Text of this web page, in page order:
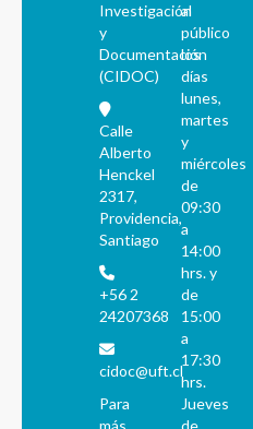
Investigación
y
Documentación
(CIDOC)
Calle
Alberto
Henckel
2317,
Providencia,
Santiago
+56 2
24207368
cidoc@uft.cl
Para
más
al
público
los
días
lunes,
martes
y
miércoles
de
09:30
a
14:00
hrs. y
de
15:00
a
17:30
hrs.
Jueves
de